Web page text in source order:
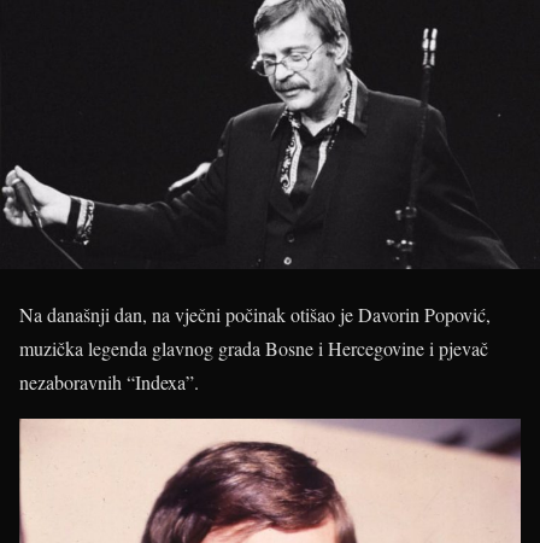
Na današnji dan, na vječni počinak otišao je Davorin Popović,
muzička legenda glavnog grada Bosne i Hercegovine i pjevač
nezaboravnih “Indexa”.